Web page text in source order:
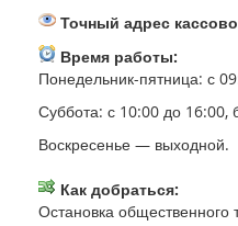
Точный адрес
Время работы:
Понедельник-пятница: с
Суббота: с 10:00 до 16:00,
Воскресенье — выходной.
Как добраться:
Остановка общественного